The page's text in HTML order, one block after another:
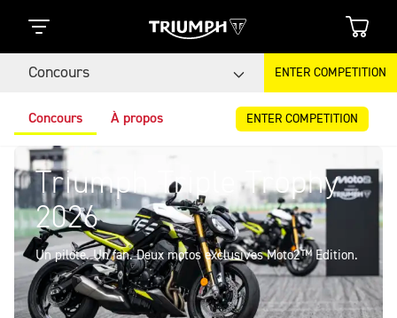
Concours ENTER COMPETITION
Concours À propos ENTER COMPETITION
Triumph Triple Trophy
2026
Un pilote. Un fan. Deux motos exclusives Moto2™ Edition.